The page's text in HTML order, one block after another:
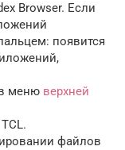
Browser. Если
появится
меню верхней
файлов